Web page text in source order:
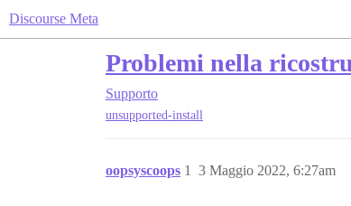
Discourse Meta
Problemi nella
Supporto
unsupported-install
oopsyscoops 3 Maggio 2022, 6:27am
1